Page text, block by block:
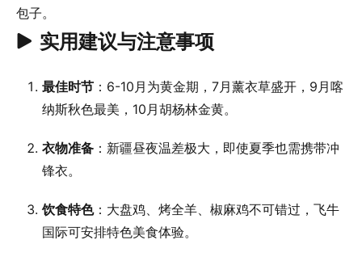
包子。
实用建议与注意事项
最佳时节 ：6-10月为黄金期，7月薰衣草盛开，9月喀
纳斯秋色最美，10月胡杨林金黄。
衣物准备 ：新疆昼夜温差极大，即使夏季也需携带冲
锋衣。
饮食特色：大盘鸡、烤全羊、椒麻鸡不可错过，飞牛
国际可安排特色美食体验。